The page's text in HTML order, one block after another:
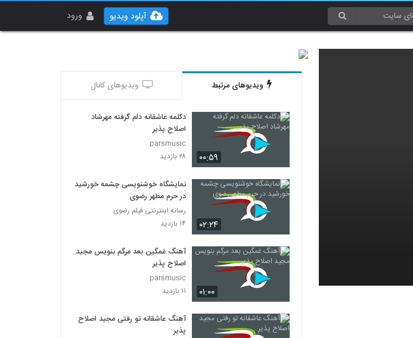
ورود آپلود ویدیو
ویدیوهای مرتبط ویدیوهای کانال
۰۰:۵۹
دکلمه عاشقانه دلم گرفته مهرشاد
اصلاح پذیر
parsmusic
۲۸ بازدید
۰۲:۲۴
نمایشگاه خوشنویسی چشمه خورشید
در حرم مطهر رضوی
رسانه اینترنتی فیلم رضوی
۱۴ بازدید
۰۱:۰۰
آهنگ غمگین بعد مرگم بنویس مجید
اصلاح پذیر
parsmusic
۱۱ بازدید
آهنگ عاشقانه تو رفتی مجید اصلاح
پذیر